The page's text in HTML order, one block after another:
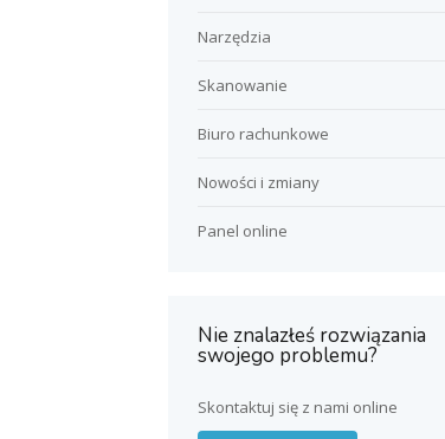
Narzędzia
Skanowanie
Biuro rachunkowe
Nowości i zmiany
Panel online
Nie znalazłeś rozwiązania
swojego problemu?
Skontaktuj się z nami online